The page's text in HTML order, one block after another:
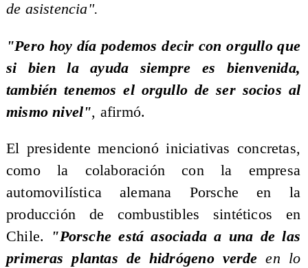
de asistencia".
"Pero hoy día podemos decir con orgullo que
si bien la ayuda siempre es bienvenida,
también tenemos el orgullo de ser socios al
mismo nivel", afirmó.
El presidente mencionó iniciativas concretas,
como la colaboración con la empresa
automovilística alemana Porsche en la
producción de combustibles sintéticos en
Chile.
"Porsche está asociada a una de las
primeras plantas de hidrógeno verdeen lo